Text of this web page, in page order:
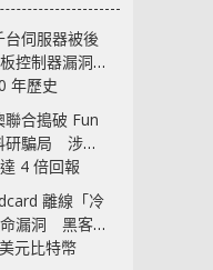
台伺服器被後
控制器漏洞部
年歷史
合搗破 Fun
研騙局 涉款
4 倍回報
離線「冷
漏洞 黑客已
元比特幣